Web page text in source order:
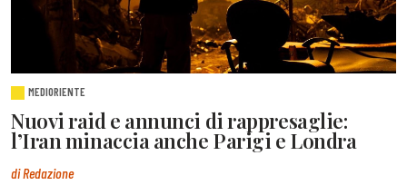
MEDIORIENTE
Nuovi raid e annunci di rappresaglie:
l’Iran minaccia anche Parigi e Londra
di Redazione